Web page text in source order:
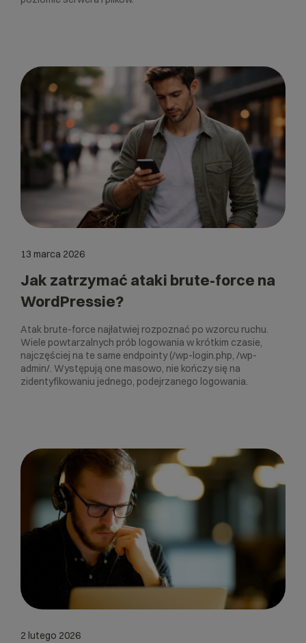
13 marca 2026
Jak zatrzymać ataki brute-force na
WordPressie?
Atak brute-force najłatwiej rozpoznać po wzorcu ruchu.
Wiele powtarzalnych prób logowania w krótkim czasie,
najczęściej na te same endpointy (/wp-login.php, /wp-
admin/. Występują one masowo, nie kończy się na
zidentyfikowaniu jednego, podejrzanego logowania.
2 lutego 2026